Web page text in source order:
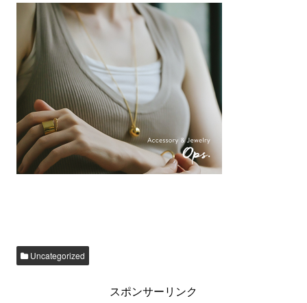
Uncategorized
スポンサーリンク